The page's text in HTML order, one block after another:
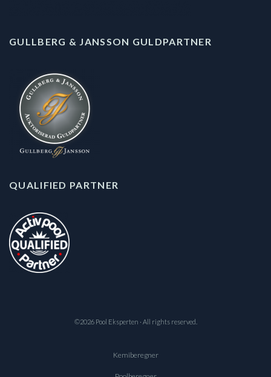
GULLBERG & JANSSON GULDPARTNER
QUALIFIED PARTNER
©2026 Pool Eksperten · All rights reserved.
Kemiberegner